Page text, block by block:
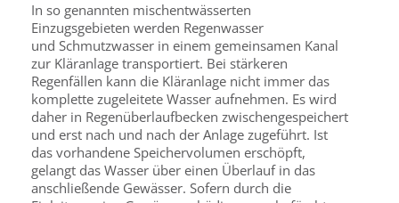
In so genannten mischentwässerten
Einzugsgebieten werden Regenwasser
und Schmutzwasser in einem gemeinsamen Kanal
zur Kläranlage transportiert. Bei stärkeren
Regenfällen kann die Kläranlage nicht immer das
komplette zugeleitete Wasser aufnehmen. Es wird
daher in Regenüberlaufbecken zwischengespeichert
und erst nach und nach der Anlage zugeführt. Ist
das vorhandene Speichervolumen erschöpft,
gelangt das Wasser über einen Überlauf in das
anschließende Gewässer. Sofern durch die